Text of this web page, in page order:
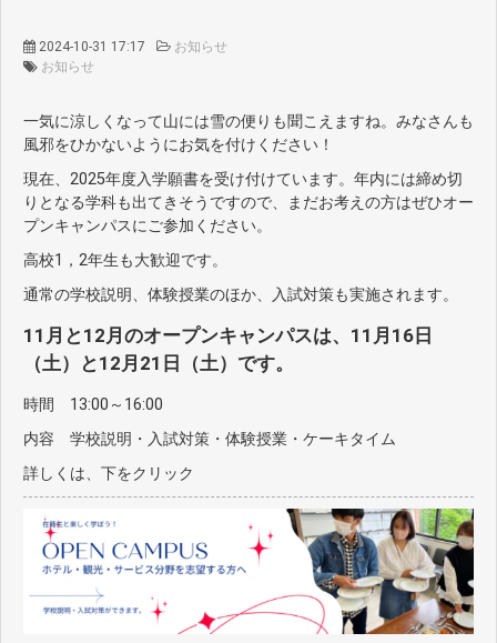
2024-10-31 17:17
お知らせ
お知らせ
一気に涼しくなって山には雪の便りも聞こえますね。みなさんも
風邪をひかないようにお気を付けください！
現在、2025年度入学願書を受け付けています。年内には締め切
りとなる学科も出てきそうですので、まだお考えの方はぜひオー
プンキャンパスにご参加ください。
高校1，2年生も大歓迎です。
通常の学校説明、体験授業のほか、入試対策も実施されます。
11月と12月のオープンキャンパスは、11月16日
（土）と12月21日（土）です。
時間 13:00～16:00
内容 学校説明・入試対策・体験授業・ケーキタイム
詳しくは、下をクリック